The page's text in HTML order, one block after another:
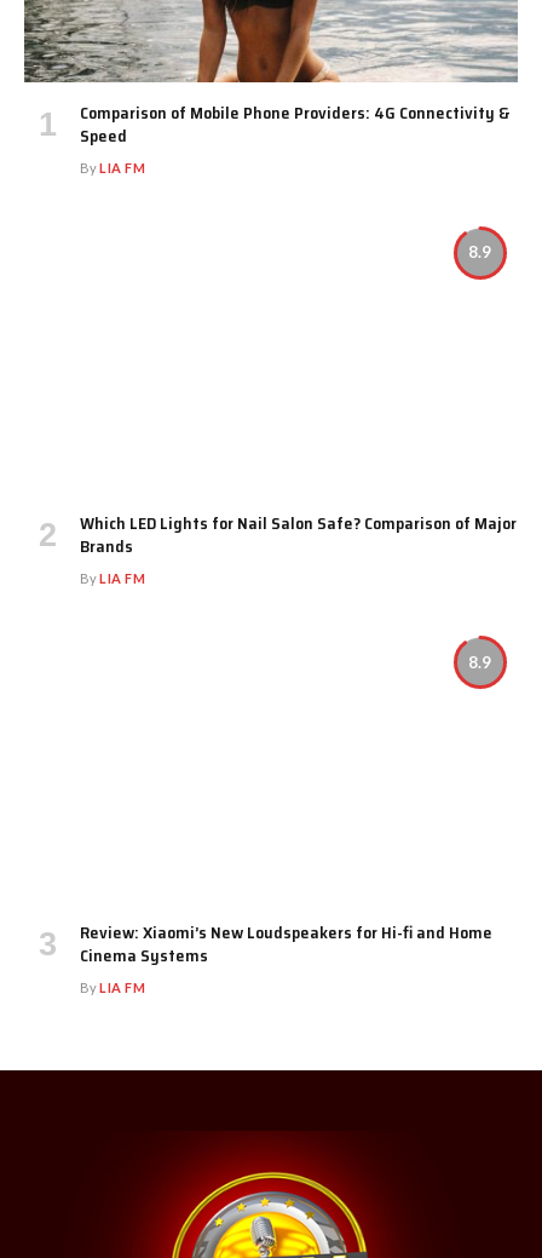
Comparison of Mobile Phone Providers: 4G Connectivity &
Speed
ByLIA FM
8.9
Which LED Lights for Nail Salon Safe? Comparison of Major
Brands
ByLIA FM
8.9
Review: Xiaomi’s New Loudspeakers for Hi-fi and Home
Cinema Systems
ByLIA FM